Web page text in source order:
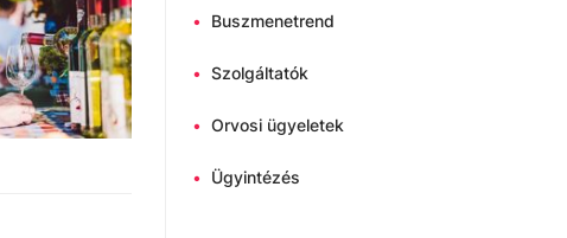
• Buszmenetrend
• Szolgáltatók
• Orvosi ügyeletek
• Ügyintézés